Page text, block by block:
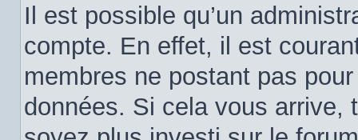
Il est possible qu’un
compte. En effet, il est
membres ne postant pas
données. Si cela vous arrive,